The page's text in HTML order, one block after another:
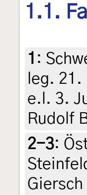
1.1.
1 :
leg.
e.l. 3.
Rudolf
2-3:
Giersch